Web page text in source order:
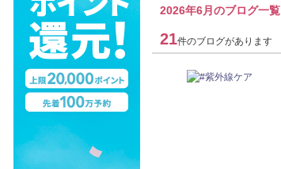
2026年6月のブログ一覧
21件のブログがあります